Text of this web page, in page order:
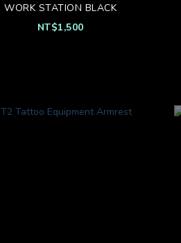
WORK STATION BLACK
NT$1,500